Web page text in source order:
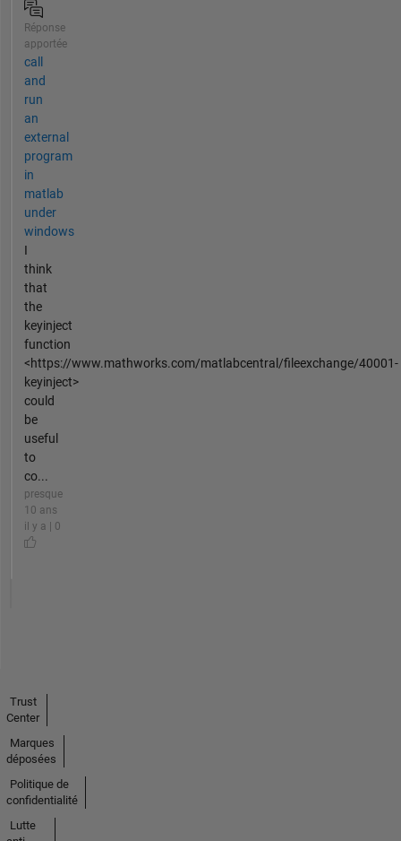
Réponse
apportée
call
and
run
an
external
program
in
matlab
under
windows
I
think
that
the
keyinject
function
<https://www.mathworks.com/matlabcentral/fileexchange/40001-
keyinject>
could
be
useful
to
co...
presque
10 ans
il y a | 0
Trust
Center
Marques
déposées
Politique de
confidentialité
Lutte